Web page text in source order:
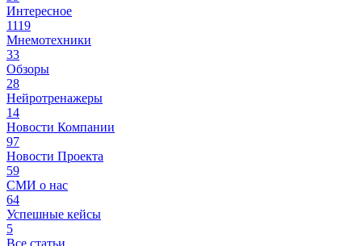
Интересное
1119
Мнемотехники
33
Обзоры
28
Нейротренажеры
14
Новости Компании
97
Новости Проекта
59
СМИ о нас
64
Успешные кейсы
5